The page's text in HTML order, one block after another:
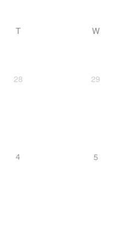
T W
28 29
4 5